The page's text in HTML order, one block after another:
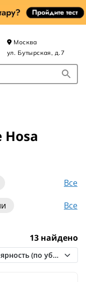
Москва
ул. Бутырская, д.7
Все
Mogami
Все
13 найдено